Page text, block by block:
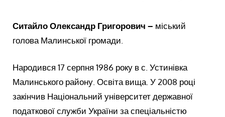
Ситайло Олександр Григорович – міський
голова Малинської громади.
Народився 17 серпня 1986 року в с. Устинівка
Малинського району. Освіта вища. У 2008 році
закінчив Національний університет державної
податкової служби України за спеціальністю